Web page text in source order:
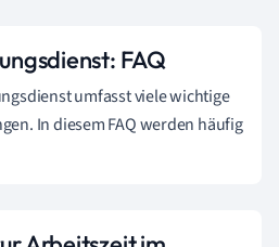
FAQ
umfasst viele wichtige
In diesem FAQ werden häufig